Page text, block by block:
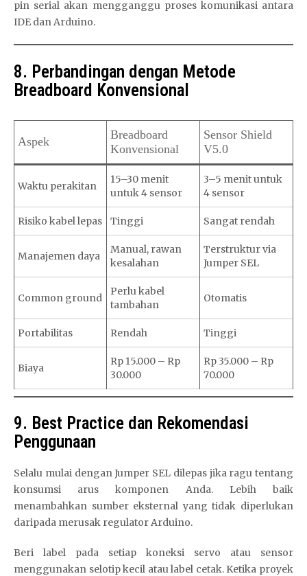
pin serial akan mengganggu proses komunikasi antara
IDE dan Arduino.
8. Perbandingan dengan Metode
Breadboard Konvensional
Aspek
Breadboard
Konvensional
Sensor Shield
V5.0
Waktu perakitan
15–30 menit
untuk 4 sensor
3–5 menit untuk
4 sensor
Risiko kabel lepas Tinggi Sangat rendah
Manajemen daya
Manual, rawan
kesalahan
Terstruktur via
Jumper SEL
Common ground
Perlu kabel
tambahan
Otomatis
Portabilitas Rendah Tinggi
Biaya
Rp 15.000 – Rp
30.000
Rp 35.000 – Rp
70.000
9. Best Practice dan Rekomendasi
Penggunaan
Selalu mulai dengan Jumper SEL dilepas jika ragu tentang
konsumsi arus komponen Anda. Lebih baik
menambahkan sumber eksternal yang tidak diperlukan
daripada merusak regulator Arduino.
Beri label pada setiap koneksi servo atau sensor
menggunakan selotip kecil atau label cetak. Ketika proyek